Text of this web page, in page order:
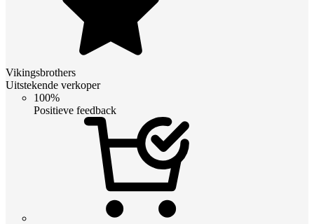
Vikingsbrothers
Uitstekende verkoper
100%
Positieve feedback